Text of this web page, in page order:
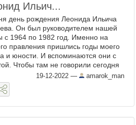
Месяц
Рейтинги
Архив
Фототоп
Видеотоп
Ильич...
день рождения Леонида Ильича
Он был руководителем нашей
с 1964 по 1982 год. Именно на
правления пришлись годы моего
и юности. И вспоминаются они с
Чтобы там не говорили сегодня
времени, а оно было гораздо
и ...
19-12-2022 — amarok_man